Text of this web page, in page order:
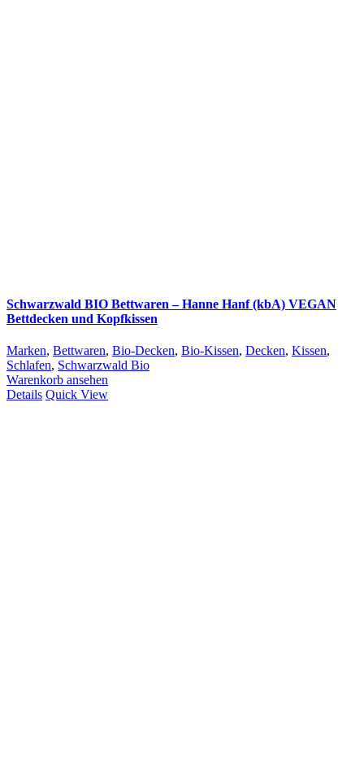
Schwarzwald BIO Bettwaren – Hanne Hanf (kbA) VEGAN
Bettdecken und Kopfkissen
Marken, Bettwaren, Bio-Decken, Bio-Kissen, Decken, Kissen,
Schlafen, Schwarzwald Bio
Warenkorb ansehen
Details Quick View